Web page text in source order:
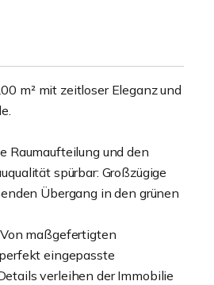
m² mit zeitloser Eleganz und
Raumaufteilung und den
spürbar: Großzügige
Übergang in den grünen
maßgefertigten
eingepasste
verleihen der Immobilie